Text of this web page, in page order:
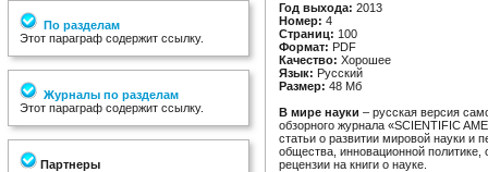
По разделам
Этот параграф содержит ссылку.
Журналы по разделам
Этот параграф содержит ссылку.
Партнеры
Год выхода: 2013
Номер: 4
Страниц: 100
Формат: PDF
Качество: Хорошее
Язык: Русский
Размер: 48 Мб
В мире науки – русская версия
обзорного журнала «SCIENTIFIC
статьи о развитии мировой науки и
общества, инновационной политике,
pецензии на книги о науке.